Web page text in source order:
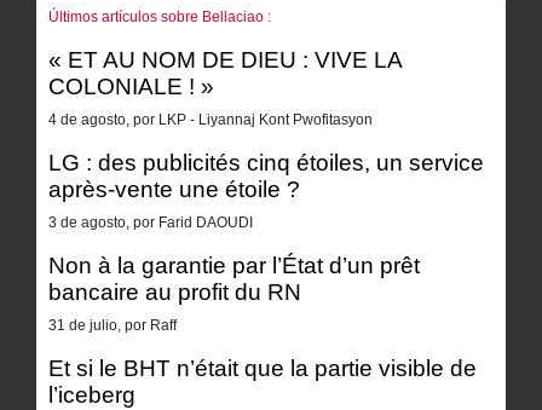
Últimos artículos sobre Bellaciao :
« ET AU NOM DE DIEU : VIVE LA
COLONIALE ! »
4 de agosto, por LKP - Liyannaj Kont Pwofitasyon
LG : des publicités cinq étoiles, un service
après-vente une étoile ?
3 de agosto, por Farid DAOUDI
Non à la garantie par l’État d’un prêt
bancaire au profit du RN
31 de julio, por Raff
Et si le BHT n’était que la partie visible de
l’iceberg